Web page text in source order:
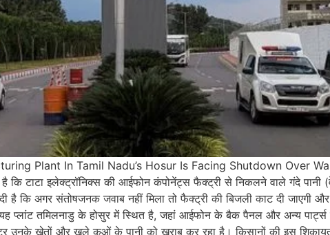
Plant In Tamil Nadu’s Hosur Is Facing Shutdown Over
है कि टाटा इलेक्ट्रॉनिक्स की आईफोन कंपोनेंट्स फैक्ट्री से निकलने वाले गंदे
है कि अगर संतोषजनक जवाब नहीं मिला तो फैक्ट्री की बिजली काट दी
यह प्लांट तमिलनाडु के होसुर में स्थित है, जहां आईफोन के बैक पैनल और अन्य
उनके खेतों और खुले कुओं के पानी को खराब कर रहा है। किसानों की इस